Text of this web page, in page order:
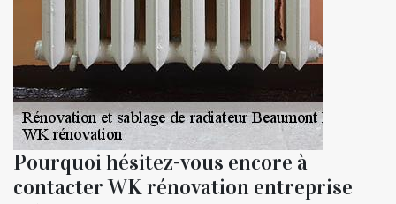
Pourquoi hésitez-vous encore à
contacter WK rénovation entreprise